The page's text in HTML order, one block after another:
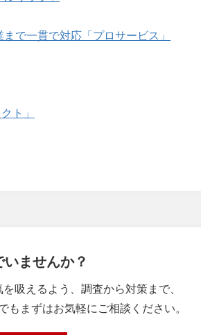
で一貫で対応「プロサービス」
ト」
いませんか？
吸えるよう、調査から対策まで、
もまずはお気軽にご相談ください。